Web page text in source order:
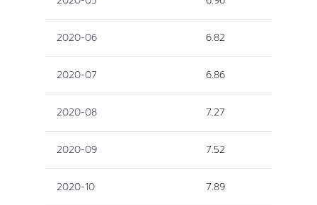
2020-06 6.82
2020-07 6.86
2020-08 7.27
2020-09 7.52
2020-10 7.89